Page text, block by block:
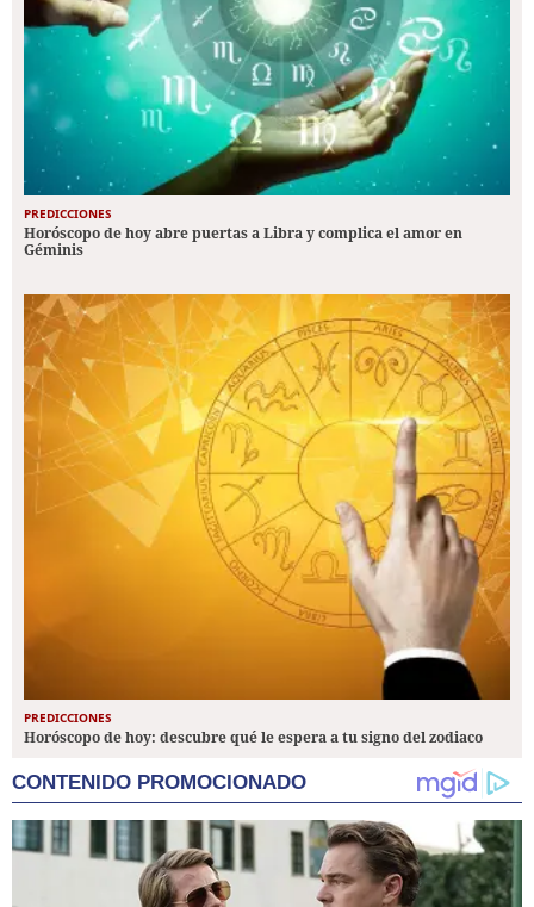
PREDICCIONES
Horóscopo de hoy abre puertas a Libra y complica el amor en
Géminis
PREDICCIONES
Horóscopo de hoy: descubre qué le espera a tu signo del zodiaco
CONTENIDO PROMOCIONADO